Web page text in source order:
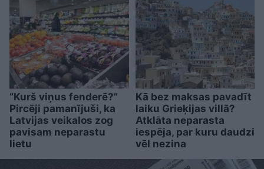
“Kurš viņus fenderē?”
Pircēji pamanījuši, ka
Latvijas veikalos zog
pavisam neparastu
lietu
Kā bez maksas pavadīt
laiku Grieķijas villā?
Atklāta neparasta
iespēja, par kuru daudzi
vēl nezina